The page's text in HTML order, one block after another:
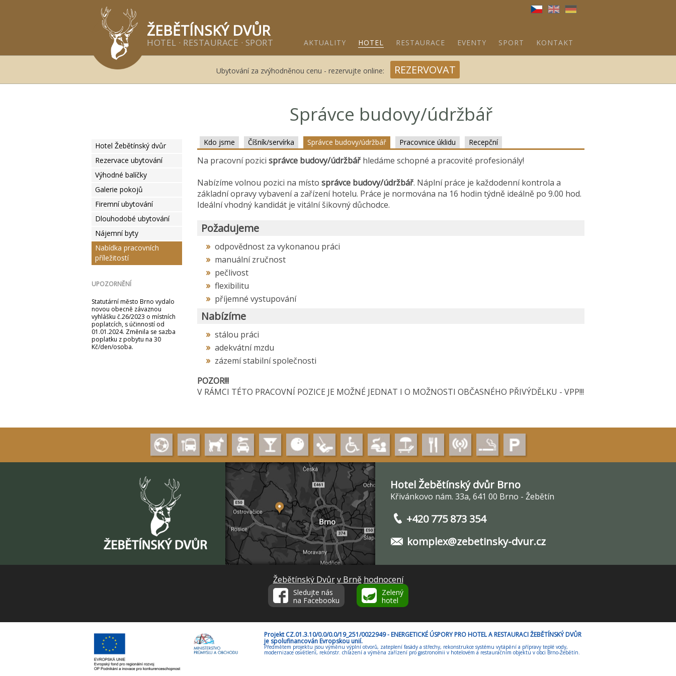
Ubytování za zvýhodněnou cenu - rezervujte online: REZERVOVAT
Hotel Žebětínský dvůr
Rezervace ubytování
Výhodné balíčky
Galerie pokojů
Firemní ubytování
Dlouhodobé ubytování
Nájemní byty
Nabídka pracovních
příležitostí
UPOZORNĚNÍ
Statutární město Brno vydalo
novou obecně závaznou
vyhlášku č.26/2023 o místních
poplatcích, s účinností od
01.01.2024. Změnila se sazba
poplatku z pobytu na 30
Kč/den/osoba.
Správce budovy/údržbář
Kdo jsme Číšník/servírka Správce budovy/údržbář Pracovnice úklidu Recepční
Na pracovní pozici správce budovy/údržbář hledáme schopné a pracovité profesionály!
Nabízíme volnou pozici na místo správce budovy/údržbář. Náplní práce je každodenní kontrola a
základní opravy vybavení a zařízení hotelu. Práce je normována na 16 hodin týdně ideálně po 9.00 hod.
Ideální vhodný kandidát je vitální šikovný důchodce.
Požadujeme
odpovědnost za vykonanou práci
manuální zručnost
pečlivost
flexibilitu
příjemné vystupování
Nabízíme
stálou práci
adekvátní mzdu
zázemí stabilní společnosti
POZOR!!!
V RÁMCI TÉTO PRACOVNÍ POZICE JE MOŽNÉ JEDNAT I O MOŽNOSTI OBČASNÉHO PŘIVÝDĚLKU - VPP!!!
Hotel Žebětínský dvůr Brno
Křivánkovo nám. 33a, 641 00 Brno - Žebětín
+420 775 873 354
komplex@zebetinsky-dvur.cz
Žebětínský Dvůr v Brně hodnocení
Sledujte nás
na Facebooku
Zelený
hotel
Projekt CZ.01.3.10/0.0/0.0/19_251/0022949 - ENERGETICKÉ ÚSPORY PRO HOTEL A RESTAURACI ŽEBĚTÍNSKÝ DVŮR
je spolufinancován Evropskou unií.
Předmětem projektu jsou výměnu výplní otvorů, zateplení fasády a střechy, rekonstrukce systému vytápění a přípravy teplé vody,
modernizace osvětlení, rekonstr. chlazení a výměna zařízení pro gastronomii v hotelovém a restauračním objektu v obci Brno-Žebětín.
ŽEBĚTÍNSKÝ DVŮR
HOTEL · RESTAURACE · SPORT AKTUALITY HOTEL RESTAURACE EVENTY SPORT KONTAKT